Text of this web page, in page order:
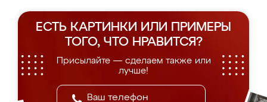
ЕСТЬ КАРТИНКИ ИЛИ ПРИМЕРЫ
ТОГО, ЧТО НРАВИТСЯ?
Присылайте — сделаем также или
лучше!